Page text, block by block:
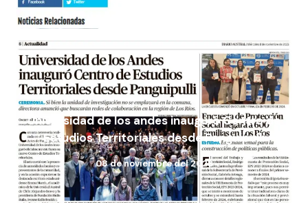
Universidad de los andes inauguró Centro de
Estudios Territoriales desde Panguipulli
08 de noviembre del 2023